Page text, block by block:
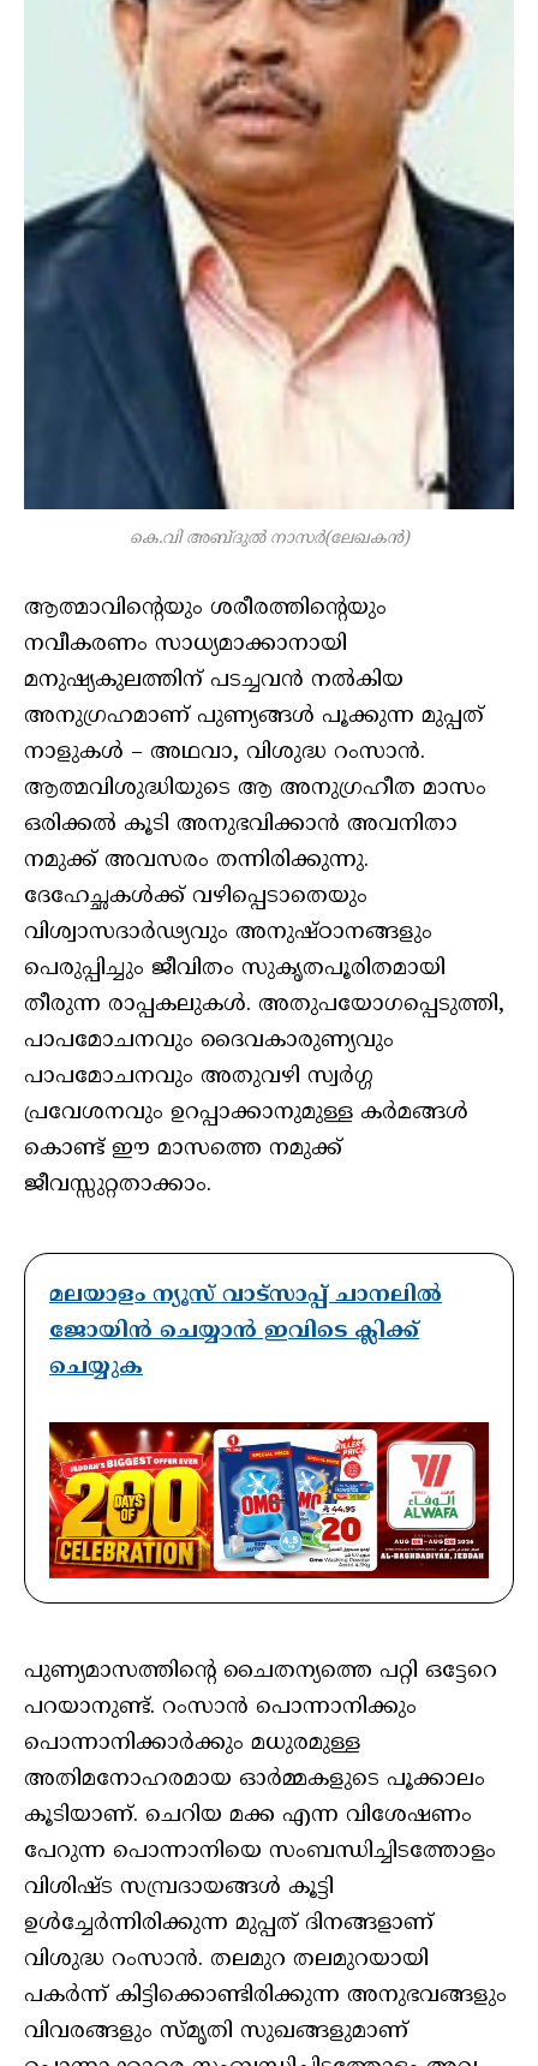
കെ.വി അബ്ദുൽ നാസർ(ലേഖകൻ)
ആത്മാവിന്റെയും ശരീരത്തിന്റെയും
നവീകരണം സാധ്യമാക്കാനായി
മനുഷ്യകുലത്തിന് പടച്ചവൻ നൽകിയ
അനുഗ്രഹമാണ് പുണ്യങ്ങൾ പൂക്കുന്ന മുപ്പത്
നാളുകൾ – അഥവാ, വിശുദ്ധ റംസാൻ.
ആത്മവിശുദ്ധിയുടെ ആ അനുഗ്രഹീത മാസം
ഒരിക്കൽ കൂടി അനുഭവിക്കാൻ അവനിതാ
നമുക്ക് അവസരം തന്നിരിക്കുന്നു.
ദേഹേച്ഛകൾക്ക് വഴിപ്പെടാതെയും
വിശ്വാസദാർഢ്യവും അനുഷ്ഠാനങ്ങളും
പെരുപ്പിച്ചും ജീവിതം സുകൃതപൂരിതമായി
തീരുന്ന രാപ്പകലുകൾ. അതുപയോഗപ്പെടുത്തി,
പാപമോചനവും ദൈവകാരുണ്യവും
പാപമോചനവും അതുവഴി സ്വർഗ്ഗ
പ്രവേശനവും ഉറപ്പാക്കാനുമുള്ള കർമങ്ങൾ
കൊണ്ട് ഈ മാസത്തെ നമുക്ക്
ജീവസ്സുറ്റതാക്കാം.
മലയാളം ന്യൂസ് വാട്സാപ്പ് ചാനലിൽ
ജോയിൻ ചെയ്യാൻ ഇവിടെ ക്ലിക്ക്
ചെയ്യുക
പുണ്യമാസത്തിന്റെ ചൈതന്യത്തെ പറ്റി ഒട്ടേറെ
പറയാനുണ്ട്. റംസാൻ പൊന്നാനിക്കും
പൊന്നാനിക്കാർക്കും മധുരമുള്ള
അതിമനോഹരമായ ഓർമ്മകളുടെ പൂക്കാലം
കൂടിയാണ്. ചെറിയ മക്ക എന്ന വിശേഷണം
പേറുന്ന പൊന്നാനിയെ സംബന്ധിച്ചിടത്തോളം
വിശിഷ്ട സമ്പ്രദായങ്ങൾ കൂട്ടി
ഉൾച്ചേർന്നിരിക്കുന്ന മുപ്പത് ദിനങ്ങളാണ്
വിശുദ്ധ റംസാൻ. തലമുറ തലമുറയായി
പകർന്ന് കിട്ടിക്കൊണ്ടിരിക്കുന്ന അനുഭവങ്ങളും
വിവരങ്ങളും സ്മൃതി സുഖങ്ങളുമാണ്